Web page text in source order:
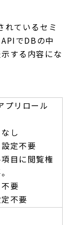
れているセミ
でDBの中
する内容にな
プリロール
し
定不要
目に閲覧権
要
不要